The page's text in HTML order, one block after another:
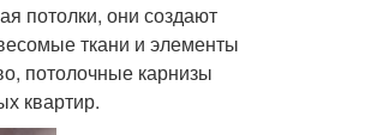
потолки, они создают
ткани и элементы
потолочные карнизы
квартир.